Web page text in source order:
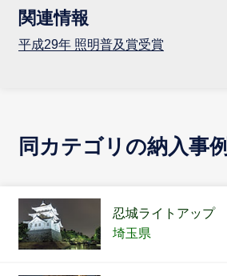
関連情報
平成29年 照明普及賞受賞
同カテゴリの納入事例
忍城ライトアップ
埼玉県